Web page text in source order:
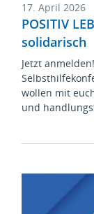
17. April 2026
POSITIV
solidarisch
Jetzt
wollen mit
und